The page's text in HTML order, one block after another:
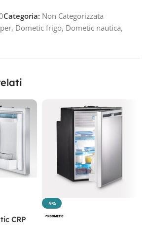
Categoria: Non Categorizzata
, Dometic frigo, Dometic nautica,
CRP
-9%